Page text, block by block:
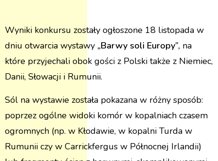
Wyniki konkursu zostały ogłoszone 18 listopada w
dniu otwarcia wystawy „Barwy soli Europy”, na
które przyjechali obok gości z Polski także z Niemiec,
Danii, Słowacji i Rumunii.
Sól na wystawie została pokazana w różny sposób:
poprzez ogólne widoki komór w kopalniach czasem
ogromnych (np. w Kłodawie, w kopalni Turda w
Rumunii czy w Carrickfergus w Północnej Irlandii)